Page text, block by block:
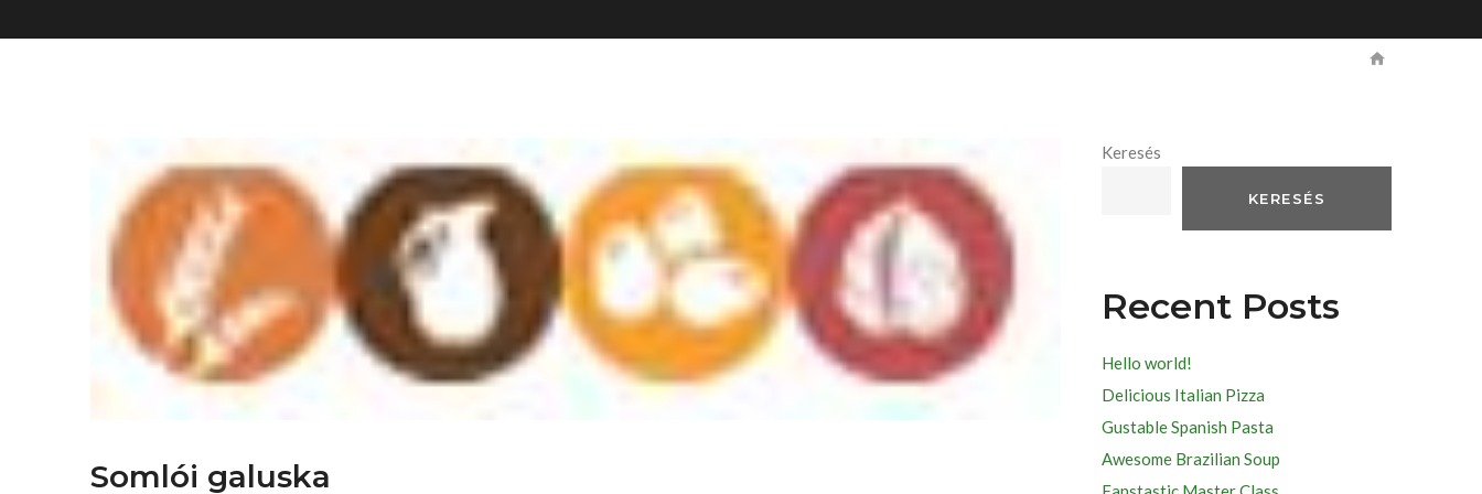
Somlói galuska
Keresés
KERESÉS
Recent Posts
Hello world!
Delicious Italian Pizza
Gustable Spanish Pasta
Awesome Brazilian Soup